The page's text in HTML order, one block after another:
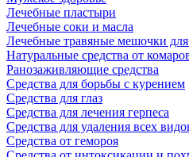
Лечебные пластыри
Лечебные соки и масла
Лечебные травяные мешочки
Натуральные средства от
Ранозаживляющие средства
Средства для борьбы с курением
Средства для глаз
Средства для лечения герпеса
Средства для удаления всех
Средства от гемороя